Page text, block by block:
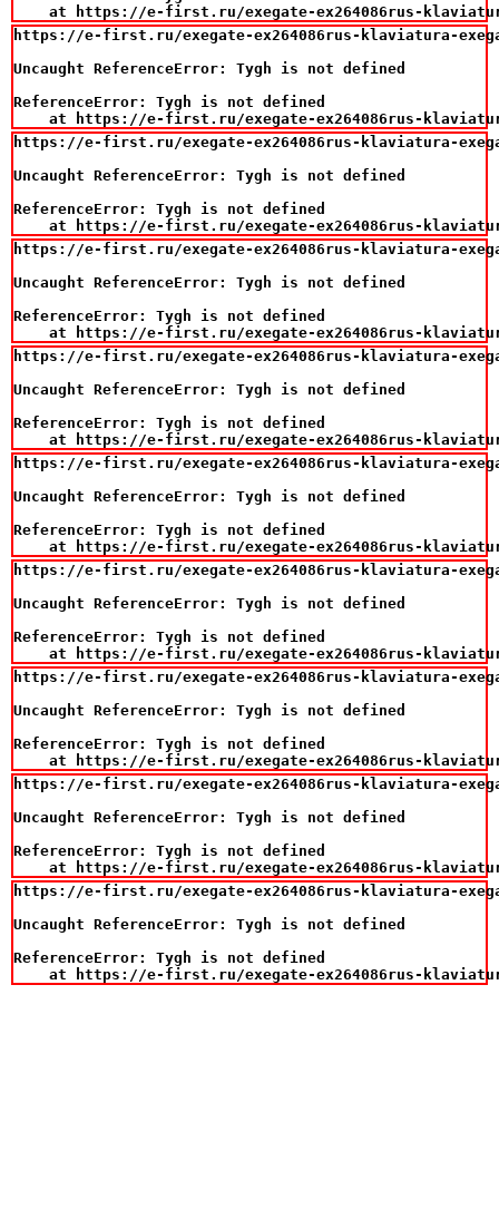
at https://e-first.ru/exegate-ex264086rus-
https://e-first.ru/exegate-ex264086rus-klaviatura-
Uncaught ReferenceError: Tygh is not defined
ReferenceError: Tygh is not defined
at https://e-first.ru/exegate-ex264086rus-
https://e-first.ru/exegate-ex264086rus-klaviatura-
Uncaught ReferenceError: Tygh is not defined
ReferenceError: Tygh is not defined
at https://e-first.ru/exegate-ex264086rus-
https://e-first.ru/exegate-ex264086rus-klaviatura-
Uncaught ReferenceError: Tygh is not defined
ReferenceError: Tygh is not defined
at https://e-first.ru/exegate-ex264086rus-
https://e-first.ru/exegate-ex264086rus-klaviatura-
Uncaught ReferenceError: Tygh is not defined
ReferenceError: Tygh is not defined
at https://e-first.ru/exegate-ex264086rus-
https://e-first.ru/exegate-ex264086rus-klaviatura-
Uncaught ReferenceError: Tygh is not defined
ReferenceError: Tygh is not defined
at https://e-first.ru/exegate-ex264086rus-
https://e-first.ru/exegate-ex264086rus-klaviatura-
Uncaught ReferenceError: Tygh is not defined
ReferenceError: Tygh is not defined
at https://e-first.ru/exegate-ex264086rus-
https://e-first.ru/exegate-ex264086rus-klaviatura-
Uncaught ReferenceError: Tygh is not defined
ReferenceError: Tygh is not defined
at https://e-first.ru/exegate-ex264086rus-
https://e-first.ru/exegate-ex264086rus-klaviatura-
Uncaught ReferenceError: Tygh is not defined
ReferenceError: Tygh is not defined
at https://e-first.ru/exegate-ex264086rus-
https://e-first.ru/exegate-ex264086rus-klaviatura-
Uncaught ReferenceError: Tygh is not defined
ReferenceError: Tygh is not defined
at https://e-first.ru/exegate-ex264086rus-